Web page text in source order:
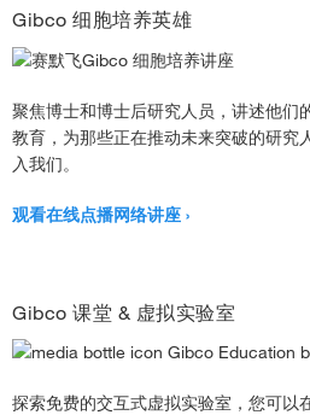
Gibco 细胞培养英雄
聚焦博士和博士后研究人员，讲述他们
教育，为那些正在推动未来突破的研究
入我们。
观看在线点播网络讲座
Gibco 课堂 & 虚拟实验室
探索免费的交互式虚拟实验室，您可以